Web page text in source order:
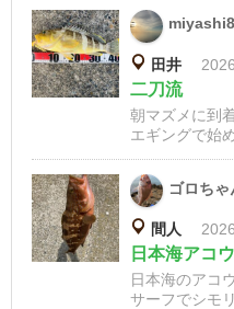
田井
二刀流
朝マズメに到
エギングで始
ゴロちゃ
間人
日本海アコウ
日本海のアコ
サーフでシモ